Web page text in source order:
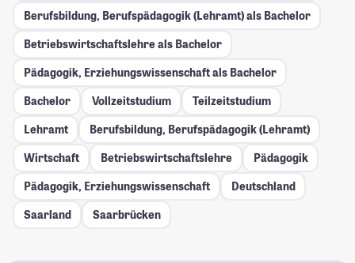
Berufsbildung, Berufspädagogik (Lehramt) als Bachelor
Betriebswirtschaftslehre als Bachelor
Pädagogik, Erziehungswissenschaft als Bachelor
Bachelor
Vollzeitstudium
Teilzeitstudium
Lehramt
Berufsbildung, Berufspädagogik (Lehramt)
Wirtschaft
Betriebswirtschaftslehre
Pädagogik
Pädagogik, Erziehungswissenschaft
Deutschland
Saarland
Saarbrücken